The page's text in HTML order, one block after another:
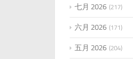
七月 2026 217
六月 2026 171
五月 2026 204